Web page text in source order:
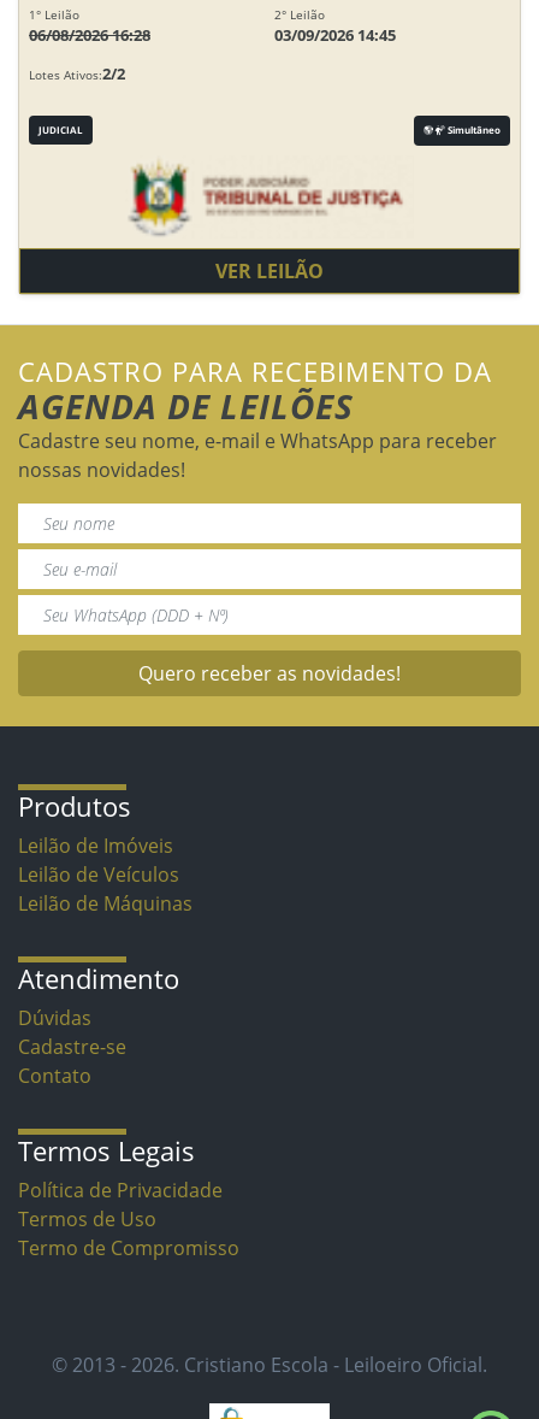
1° Leilão
06/08/2026 16:28
2° Leilão
03/09/2026 14:45
Lotes Ativos:2/2
JUDICIAL Simultâneo
VER LEILÃO
CADASTRO PARA RECEBIMENTO DA
AGENDA DE LEILÕES
Cadastre seu nome, e-mail e WhatsApp para receber
nossas novidades!
Quero receber as novidades!
Produtos
Leilão de Imóveis
Leilão de Veículos
Leilão de Máquinas
Atendimento
Dúvidas
Cadastre-se
Contato
Termos Legais
Política de Privacidade
Termos de Uso
Termo de Compromisso
© 2013 - 2026. Cristiano Escola - Leiloeiro Oficial.